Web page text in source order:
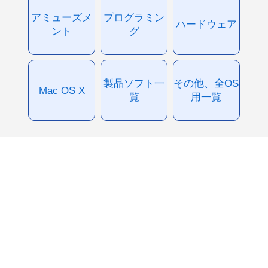
アミューズメ
ント
プログラミン
グ
ハードウェア
Mac OS X
製品ソフト一
覧
その他、全OS
用一覧